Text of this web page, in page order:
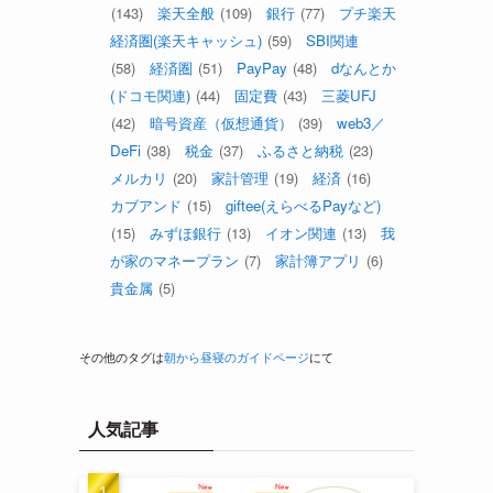
(143) 楽天全般 (109) 銀行 (77)
プチ楽天
経済圏(楽天キャッシュ) (59)
SBI関連
(58)
経済圏 (51) PayPay (48)
dなんとか
(ドコモ関連) (44) 固定費 (43)
三菱UFJ
(42)
暗号資産（仮想通貨） (39)
web3／
DeFi (38) 税金 (37) ふるさと納税 (23)
メルカリ (20) 家計管理 (19) 経済 (16)
カブアンド (15)
giftee(えらべるPayなど)
(15)
みずほ銀行 (13) イオン関連 (13)
我
が家のマネープラン (7) 家計簿アプリ (6)
貴金属 (5)
その他のタグは朝から昼寝のガイドページにて
人気記事